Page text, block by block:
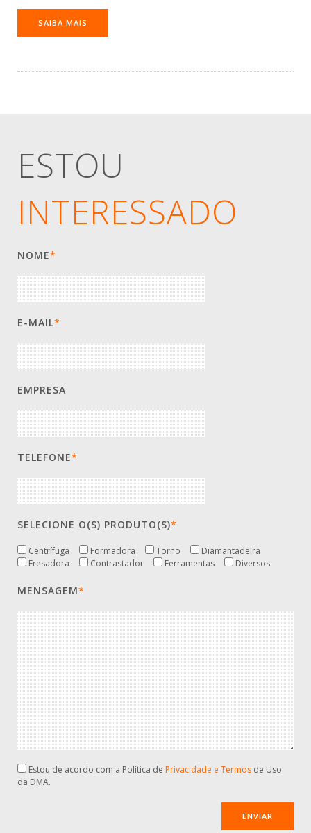
SAIBA MAIS
ESTOU
INTERESSADO
NOME*
E-MAIL*
EMPRESA
TELEFONE*
SELECIONE O(S) PRODUTO(S)*
Centrífuga Formadora Torno
Diamantadeira
Fresadora
Contrastador Ferramentas Diversos
MENSAGEM*
Estou de acordo com a Política de Privacidade e Termos de Uso
da DMA.